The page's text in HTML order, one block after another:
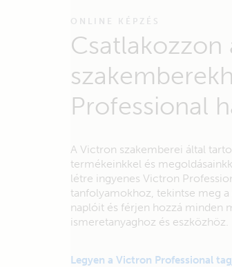
ONLINE KÉPZÉS
Csatlakozzon
Professional
A Victron szakemberei által
termékeinkkel és
létre ingyenes Victron
tanfolyamokhoz, tekintse meg
naplóit és férjen hozzá minden
ismeretanyaghoz és eszközhöz.
Legyen a Victron Professional